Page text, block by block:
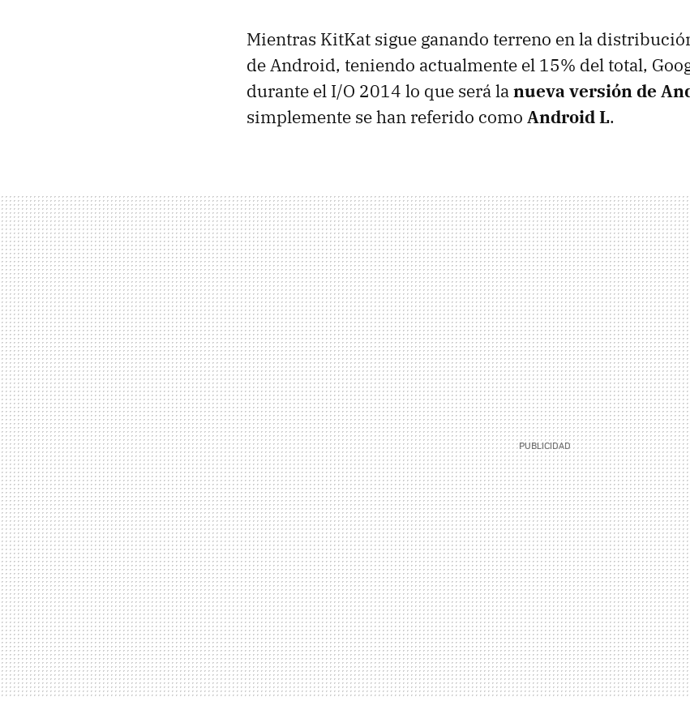
Mientras KitKat sigue ganando terreno en la
de Android, teniendo actualmente el 15% del total,
durante el I/O 2014 lo que será lanueva versión de
simplemente se han referido como Android L.